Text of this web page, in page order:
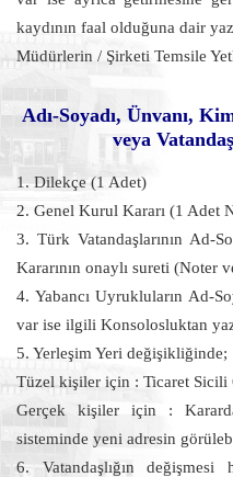
kaydının faal olduğuna dair
Müdürlerin / Şirketi Temsile
Adı-Soyadı, Ünvanı,
veya
1. Dilekçe (1 Adet)
2. Genel Kurul Kararı (1 Adet
3. Türk Vatandaşlarının Ad-
Kararının onaylı sureti (Noter
4. Yabancı Uyrukluların Ad-
var ise ilgili Konsolosluktan
5. Yerleşim Yeri değişikliğinde;
Tüzel kişiler için : Ticaret Sicili
Gerçek kişiler için :
sisteminde yeni adresin
6. Vatandaşlığın değişmesi